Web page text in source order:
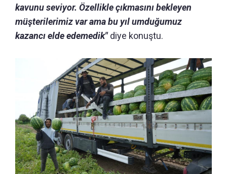
kavunu seviyor. Özellikle çıkmasını bekleyen
müşterilerimiz var ama bu yıl umduğumuz
kazancı elde edemedik"diye konuştu.